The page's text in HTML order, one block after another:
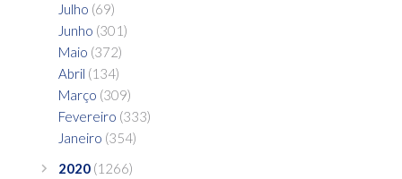
Julho (69)
Junho (301)
Maio (372)
Abril (134)
Março (309)
Fevereiro (333)
Janeiro (354)
2020 (1266)